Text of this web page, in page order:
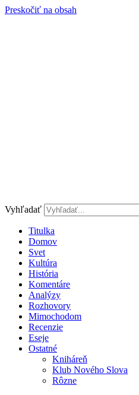
Preskočiť na obsah
Vyhľadať
Titulka
Domov
Svet
Kultúra
História
Komentáre
Analýzy
Rozhovory
Mimochodom
Recenzie
Eseje
Ostatné
Kniháreň
Klub Nového Slova
Rôzne